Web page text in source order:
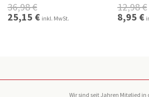
36,98€
Ursprünglicher
Preis
25,15 €Aktueller
Preis
inkl. MwSt.
12,98€
Preis
8,95 €
Wir sind seit Jahren Mitglied in